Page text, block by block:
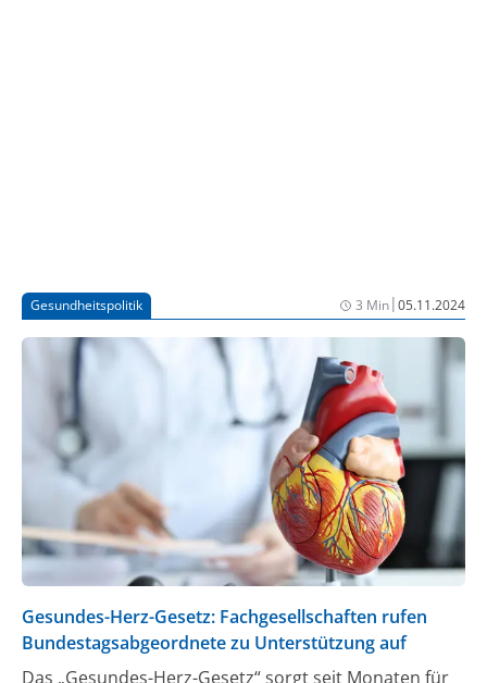
Gesundheitspolitik 3 Min|05.11.2024
Gesundes-Herz-Gesetz: Fachgesellschaften rufen
Bundestagsabgeordnete zu Unterstützung auf
Das „Gesundes-Herz-Gesetz“ sorgt seit Monaten für